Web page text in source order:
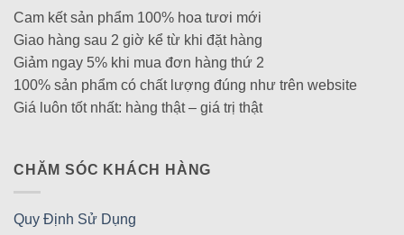
Cam kết sản phẩm 100% hoa tươi mới
Giao hàng sau 2 giờ kể từ khi đặt hàng
Giảm ngay 5% khi mua đơn hàng thứ 2
100% sản phẩm có chất lượng đúng như trên website
Giá luôn tốt nhất: hàng thật – giá trị thật
CHĂM SÓC KHÁCH HÀNG
Quy Định Sử Dụng